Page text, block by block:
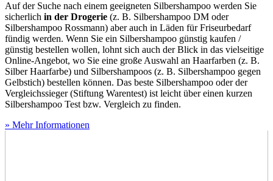
Auf der Suche nach einem geeigneten Silbershampoo werden Sie
sicherlich in der Drogerie (z. B. Silbershampoo DM oder
Silbershampoo Rossmann) aber auch in Läden für Friseurbedarf
fündig werden. Wenn Sie ein Silbershampoo günstig kaufen /
günstig bestellen wollen, lohnt sich auch der Blick in das vielseitige
Online-Angebot, wo Sie eine große Auswahl an Haarfarben (z. B.
Silber Haarfarbe) und Silbershampoos (z. B. Silbershampoo gegen
Gelbstich) bestellen können. Das beste Silbershampoo oder der
Vergleichssieger (Stiftung Warentest) ist leicht über einen kurzen
Silbershampoo Test bzw. Vergleich zu finden.
» Mehr Informationen